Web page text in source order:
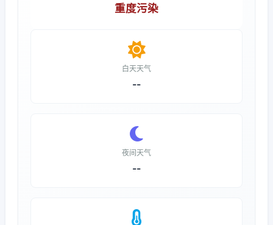
重度污染
白天天气
--
夜间天气
--